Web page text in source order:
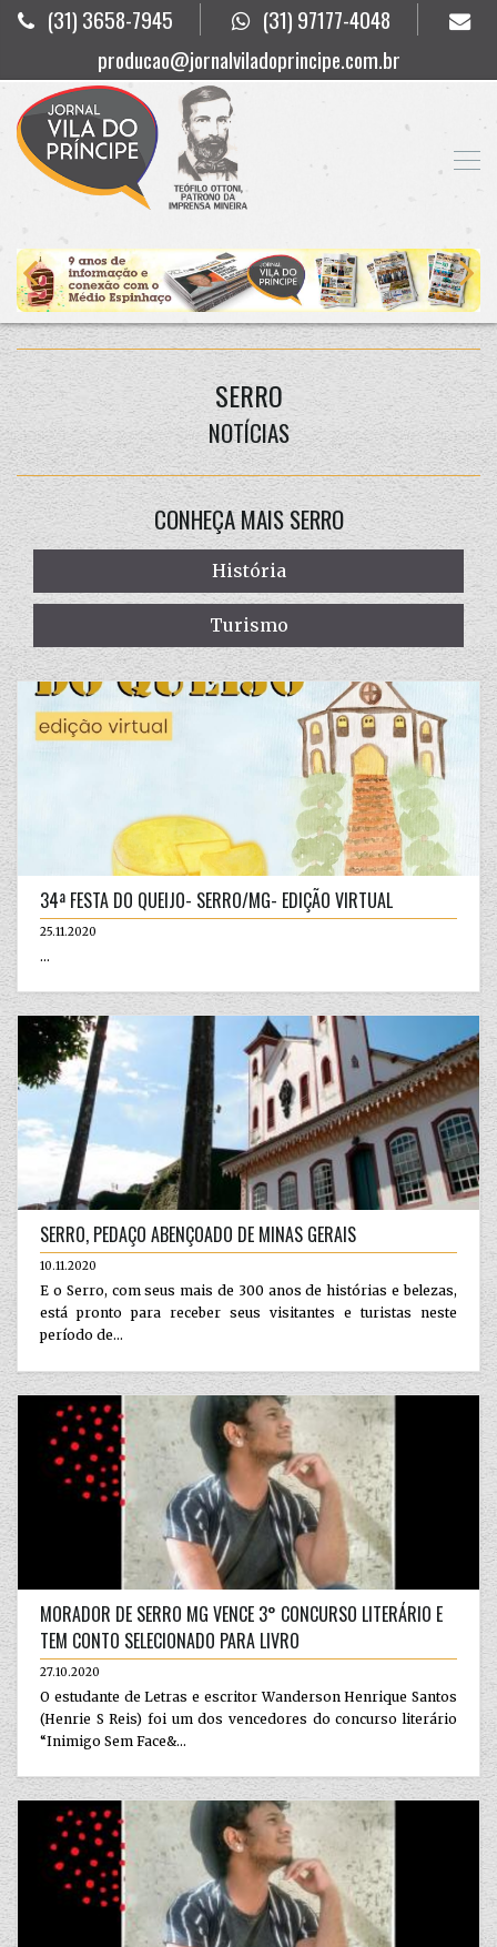
(31) 3658-7945
(31) 97177-4048
producao@jornalviladoprincipe.com.br
SERRO
NOTÍCIAS
CONHEÇA MAIS SERRO
História
Turismo
34ª FESTA DO QUEIJO- SERRO/MG- EDIÇÃO VIRTUAL
25.11.2020
...
SERRO, PEDAÇO ABENÇOADO DE MINAS GERAIS
10.11.2020
E o Serro, com seus mais de 300 anos de histórias e belezas,
está pronto para receber seus visitantes e turistas neste
período de...
MORADOR DE SERRO MG VENCE 3° CONCURSO LITERÁRIO E
TEM CONTO SELECIONADO PARA LIVRO
27.10.2020
O estudante de Letras e escritor Wanderson Henrique Santos
(Henrie S Reis) foi um dos vencedores do concurso literário
“Inimigo Sem Face&...